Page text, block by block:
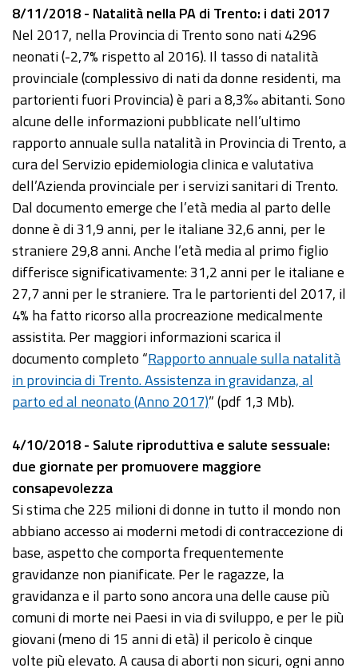
8/11/2018 - Natalità nella PA di Trento: i dati 2017
Nel 2017, nella Provincia di Trento sono nati 4296
neonati (-2,7% rispetto al 2016). Il tasso di natalità
provinciale (complessivo di nati da donne residenti, ma
partorienti fuori Provincia) è pari a 8,3‰ abitanti. Sono
alcune delle informazioni pubblicate nell’ultimo
rapporto annuale sulla natalità in Provincia di Trento, a
cura del Servizio epidemiologia clinica e valutativa
dell’Azienda provinciale per i servizi sanitari di Trento.
Dal documento emerge che l’età media al parto delle
donne è di 31,9 anni, per le italiane 32,6 anni, per le
straniere 29,8 anni. Anche l’età media al primo figlio
differisce significativamente: 31,2 anni per le italiane e
27,7 anni per le straniere. Tra le partorienti del 2017, il
4% ha fatto ricorso alla procreazione medicalmente
assistita. Per maggiori informazioni scarica il
documento completo “Rapporto annuale sulla natalità
in provincia di Trento. Assistenza in gravidanza, al
parto ed al neonato (Anno 2017)” (pdf 1,3 Mb).
4/10/2018 - Salute riproduttiva e salute sessuale:
due giornate per promuovere maggiore
consapevolezza
Si stima che 225 milioni di donne in tutto il mondo non
abbiano accesso ai moderni metodi di contraccezione di
base, aspetto che comporta frequentemente
gravidanze non pianificate. Per le ragazze, la
gravidanza e il parto sono ancora una delle cause più
comuni di morte nei Paesi in via di sviluppo, e per le più
giovani (meno di 15 anni di età) il pericolo è cinque
volte più elevato. A causa di aborti non sicuri, ogni anno